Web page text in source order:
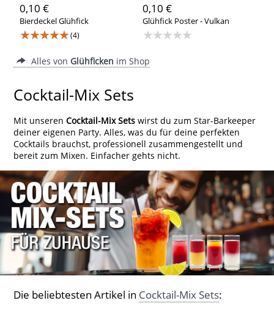
0,10 €
Bierdeckel Glühfick
★★★★★(4)
0,10 €
Glühfick Poster - Vulkan
★★★★★
Alles von Glühficken im Shop
Cocktail-Mix Sets
Mit unserenCocktail-Mix Sets wirst du zum Star-Barkeeper
deiner eigenen Party. Alles, was du für deine perfekten
Cocktails brauchst, professionell zusammengestellt und
bereit zum Mixen. Einfacher gehts nicht.
Die beliebtesten Artikel in Cocktail-Mix Sets: